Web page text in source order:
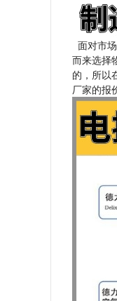
面对市
而来选择
的，所以
厂家的报